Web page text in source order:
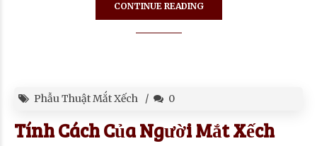
CONTINUE READING
Phẫu Thuật Mắt Xếch 0
Tính Cách Của Người Mắt Xếch